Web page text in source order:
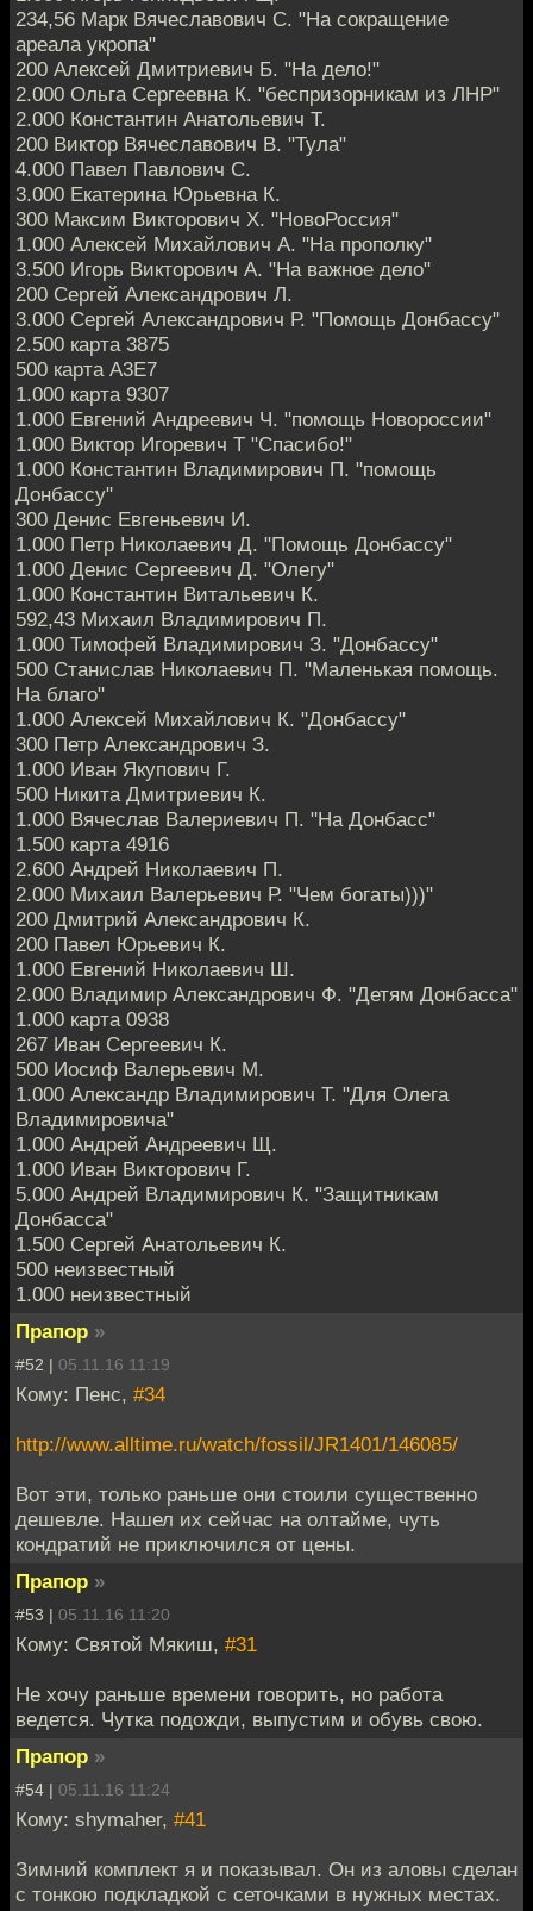
234,56 Марк Вячеславович С. "На сокращение
ареала укропа"
200 Алексей Дмитриевич Б. "На дело!"
2.000 Ольга Сергеевна К. "беспризорникам из ЛНР"
2.000 Константин Анатольевич Т.
200 Виктор Вячеславович В. "Тула"
4.000 Павел Павлович С.
3.000 Екатерина Юрьевна К.
300 Максим Викторович Х. "НовоРоссия"
1.000 Алексей Михайлович А. "На прополку"
3.500 Игорь Викторович А. "На важное дело"
200 Сергей Александрович Л.
3.000 Сергей Александрович Р. "Помощь Донбассу"
2.500 карта 3875
500 карта А3Е7
1.000 карта 9307
1.000 Евгений Андреевич Ч. "помощь Новороссии"
1.000 Виктор Игоревич Т "Спасибо!"
1.000 Константин Владимирович П. "помощь
Донбассу"
300 Денис Евгеньевич И.
1.000 Петр Николаевич Д. "Помощь Донбассу"
1.000 Денис Сергеевич Д. "Олегу"
1.000 Константин Витальевич К.
592,43 Михаил Владимирович П.
1.000 Тимофей Владимирович З. "Донбассу"
500 Станислав Николаевич П. "Маленькая помощь.
На благо"
1.000 Алексей Михайлович К. "Донбассу"
300 Петр Александрович З.
1.000 Иван Якупович Г.
500 Никита Дмитриевич К.
1.000 Вячеслав Валериевич П. "На Донбасс"
1.500 карта 4916
2.600 Андрей Николаевич П.
2.000 Михаил Валерьевич Р. "Чем богаты)))"
200 Дмитрий Александрович К.
200 Павел Юрьевич К.
1.000 Евгений Николаевич Ш.
2.000 Владимир Александрович Ф. "Детям Донбасса"
1.000 карта 0938
267 Иван Сергеевич К.
500 Иосиф Валерьевич М.
1.000 Александр Владимирович Т. "Для Олега
Владимировича"
1.000 Андрей Андреевич Щ.
1.000 Иван Викторович Г.
5.000 Андрей Владимирович К. "Защитникам
Донбасса"
1.500 Сергей Анатольевич К.
500 неизвестный
1.000 неизвестный
Прапор »
#52 | 05.11.16 11:19
Кому: Пенс, #34
http://www.alltime.ru/watch/fossil/JR1401/146085/
Вот эти, только раньше они стоили существенно
дешевле. Нашел их сейчас на олтайме, чуть
кондратий не приключился от цены.
Прапор »
#53 | 05.11.16 11:20
Кому: Святой Мякиш, #31
Не хочу раньше времени говорить, но работа
ведется. Чутка подожди, выпустим и обувь свою.
Прапор »
#54 | 05.11.16 11:24
Кому: shymaher, #41
Зимний комплект я и показывал. Он из аловы сделан
с тонкою подкладкой с сеточками в нужных местах.